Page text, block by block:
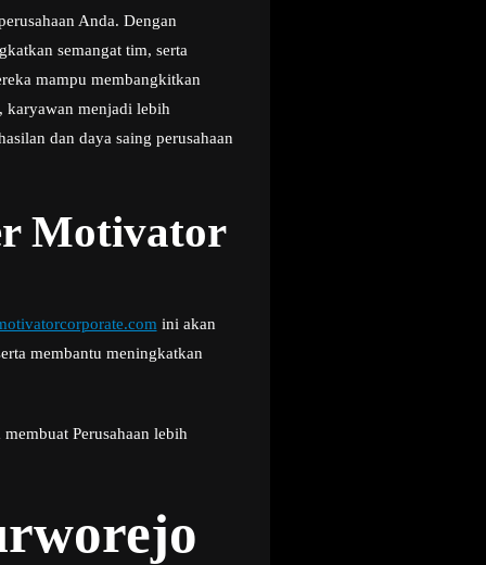
Anda. Dengan
semangat tim, serta
mampu membangkitkan
karyawan menjadi lebih
dan daya saing perusahaan
Motivator
ini akan
membantu meningkatkan
Perusahaan lebih